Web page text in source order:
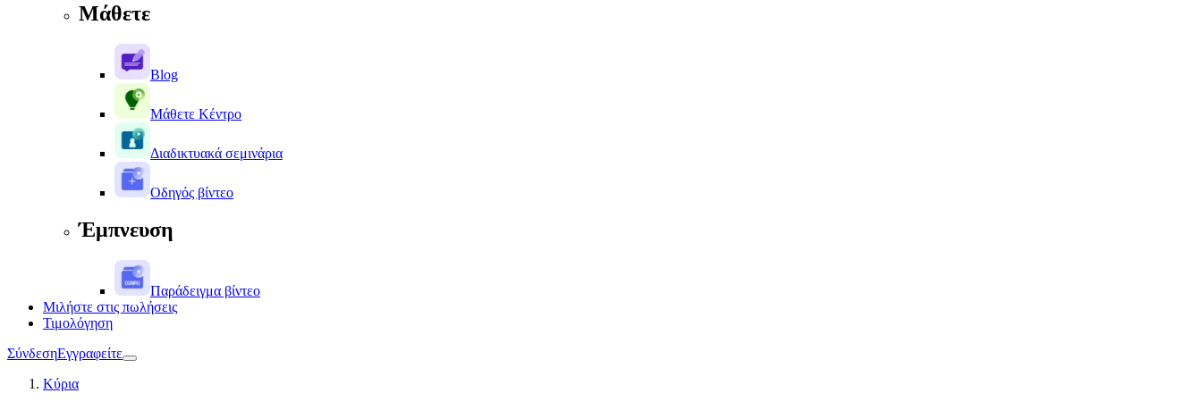
Μάθετε
Blog
Μάθετε Κέντρο
Διαδικτυακά σεμινάρια
Οδηγός βίντεο
Έμπνευση
Παράδειγμα βίντεο
Μιλήστε στις πωλήσεις
Τιμολόγηση
ΣύνδεσηΕγγραφείτε
Κύρια